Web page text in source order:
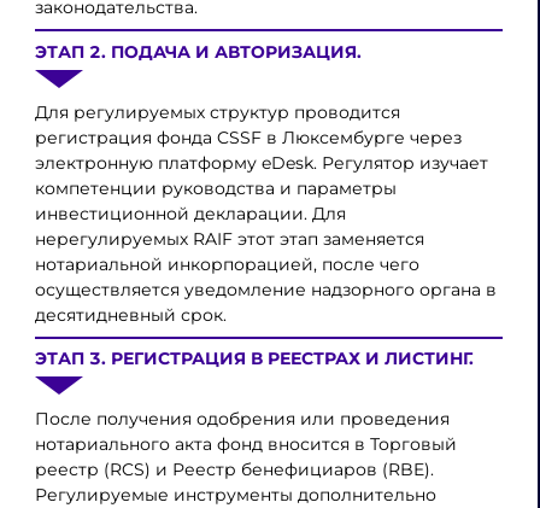
законодательства.
ЭТАП 2. ПОДАЧА И АВТОРИЗАЦИЯ.
Для регулируемых структур проводится
регистрация фонда CSSF в Люксембурге через
электронную платформу eDesk. Регулятор изучает
компетенции руководства и параметры
инвестиционной декларации. Для
нерегулируемых RAIF этот этап заменяется
нотариальной инкорпорацией, после чего
осуществляется уведомление надзорного органа в
десятидневный срок.
ЭТАП 3. РЕГИСТРАЦИЯ В РЕЕСТРАХ И ЛИСТИНГ.
После получения одобрения или проведения
нотариального акта фонд вносится в Торговый
реестр (RCS) и Реестр бенефициаров (RBE).
Регулируемые инструменты дополнительно